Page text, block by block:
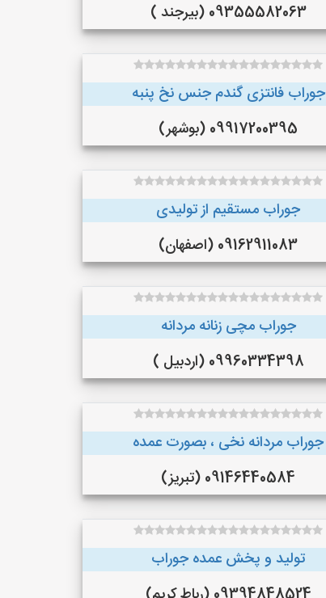
09355582063 (بیرجند )
جوراب فانتزی گندم جنس نخ پنبه
09917200395 (بوشهر)
جوراب مستقیم از تولیدی
09162911083 (اصفهان)
جوراب مچی زنانه مردانه
09960334398 (اردبیل )
جوراب مردانه نخی ، بصورت عمده
09146440584 (تبریز)
تولید و پخش عمده جوراب